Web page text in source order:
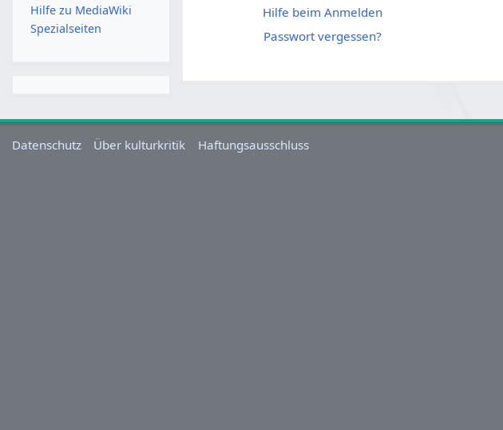
Hilfe beim Anmelden
Passwort vergessen?
Hilfe zu MediaWiki
Spezialseiten
Datenschutz Über kulturkritik Haftungsausschluss